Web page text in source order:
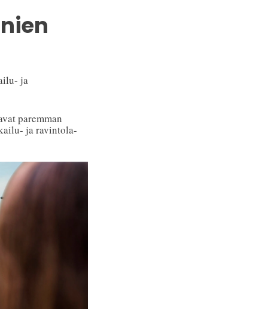
ja
paremman
ja ravintola-